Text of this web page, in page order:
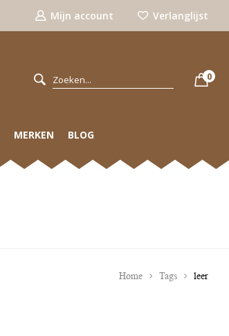
Mijn account Verlanglijst
0
MERKEN BLOG
Home Tags leer